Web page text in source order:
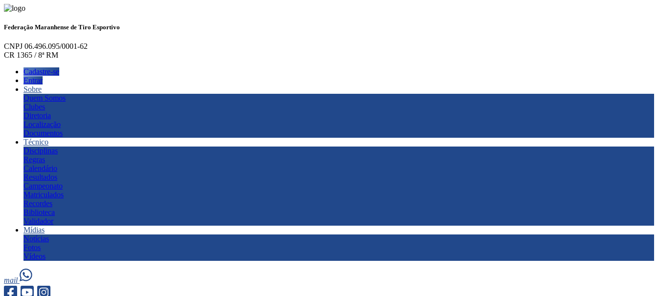
Federação Maranhense de Tiro Esportivo
CNPJ 06.496.095/0001-62
CR 1365 / 8ª RM
Cadastre-se
Entrar
Sobre
Quem Somos
Clubes
Diretoria
Localização
Documentos
Técnico
Disciplinas
Regras
Calendário
Resultados
Campeonato
Matriculados
Recordes
Biblioteca
Validador
Mídias
Notícias
Fotos
Vídeos
mail